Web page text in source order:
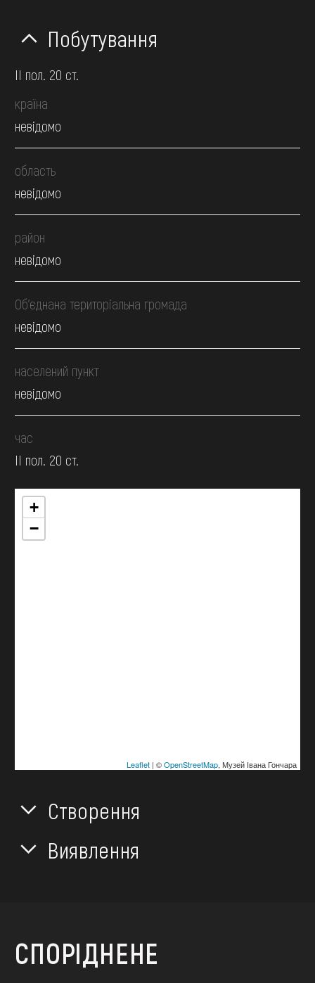
Побутування
II пол. 20 ст.
країна
невідомо
область
невідомо
район
невідомо
Об’єднана територіальна громада
невідомо
населений пункт
невідомо
час
II пол. 20 ст.
+
−
Leaflet| ©OpenStreetMap, Музей Івана Гончара
Створення
Виявлення
СПОРІДНЕНЕ